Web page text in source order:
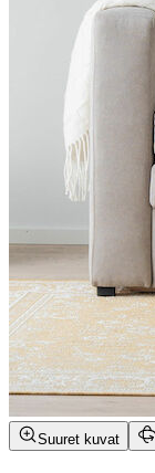
Suuret kuvat